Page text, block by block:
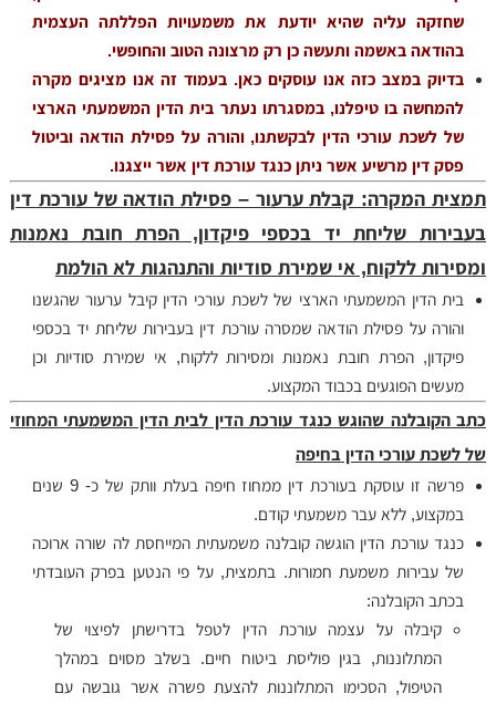
שחזקה עליה שהיא יודעת את משמעויות הפללתה העצמית
בהודאה באשמה ותעשה כן רק מרצונה הטוב והחופשי.
בדיוק במצב כזה אנו עוסקים כאן. בעמוד זה אנו מציגים מקרה
להמחשה בו טיפלנו, במסגרתו נעתר בית הדין המשמעתי הארצי
של לשכת עורכי הדין לבקשתנו, והורה על פסילת הודאה וביטול
פסק דין מרשיע אשר ניתן כנגד עורכת דין אשר ייצגנו.
תמצית המקרה: קבלת ערעור – פסילת הודאה של עורכת דין
בעבירות שליחת יד בכספי פיקדון, הפרת חובת נאמנות
ומסירות ללקוח, אי שמירת סודיות והתנהגות לא הולמת
בית הדין המשמעתי הארצי של לשכת עורכי הדין קיבל ערעור שהגשנו
והורה על פסילת הודאה שמסרה עורכת דין בעבירות שליחת יד בכספי
פיקדון, הפרת חובת נאמנות ומסירות ללקוח, אי שמירת סודיות וכן
מעשים הפוגעים בכבוד המקצוע.
כתב הקובלנה שהוגש כנגד עורכת הדין לבית הדין המשמעתי המחוזי
של לשכת עורכי הדין בחיפה
פרשה זו עוסקת בעורכת דין ממחוז חיפה בעלת וותק של כ- 9 שנים
במקצוע, ללא עבר משמעתי קודם.
כנגד עורכת הדין הוגשה קובלנה משמעתית המייחסת לה שורה ארוכה
של עבירות משמעת חמורות. בתמצית, על פי הנטען בפרק העובדתי
בכתב הקובלנה:
קיבלה על עצמה עורכת הדין לטפל בדרישתן לפיצוי של
המתלוננות, בגין פוליסת ביטוח חיים. בשלב מסוים במהלך
הטיפול, הסכימו המתלוננות להצעת פשרה אשר גובשה עם